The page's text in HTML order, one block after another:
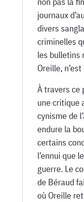
journaux
divers
criminelles
les bulletins
Oreille,
À travers ce
une critique
cynisme de
endure la
certains
l’ennui que
guerre. Le
de Béraud
où Oreille